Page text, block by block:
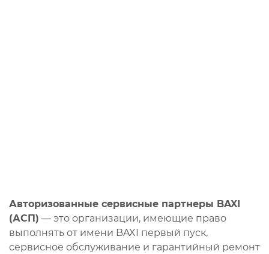
Авторизованные сервисные партнеры BAXI
(АСП) — это организации, имеющие право
выполнять от имени BAXI первый пуск,
сервисное обслуживание и гарантийный ремонт